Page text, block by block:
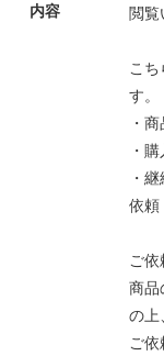
内容 閲覧
こ
す。
・
・
・
依頼
ご
商品
の上
ご